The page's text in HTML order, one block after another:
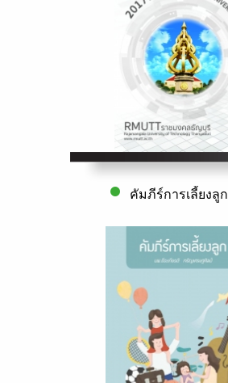
คัมภีร์การเลี้ยงลูก